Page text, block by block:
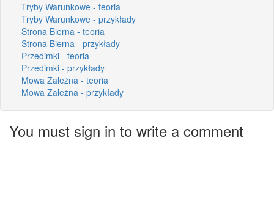
Tryby Warunkowe - teoria
Tryby Warunkowe - przykłady
Strona Bierna - teoria
Strona Bierna - przykłady
Przedimki - teoria
Przedimki - przykłady
Mowa Zależna - teoria
Mowa Zależna - przykłady
You must sign in to write a comment